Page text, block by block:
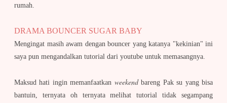
rumah.
DRAMA BOUNCER SUGAR BABY
Mengingat masih awam dengan bouncer yang katanya "kekinian" ini
saya pun mengandalkan tutorial dari youtube untuk memasangnya.
Maksud hati ingin memanfaatkan weekendbareng Pak su yang bisa
bantuin, ternyata oh ternyata melihat tutorial tidak segampang